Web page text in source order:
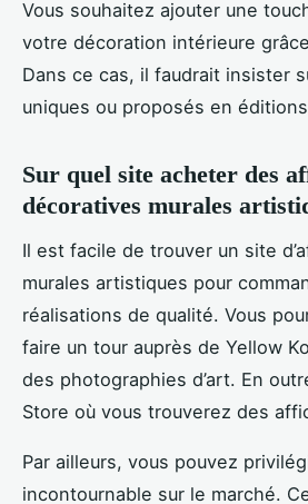
Vous souhaitez ajouter une
votre décoration intérieure
Dans ce cas, il faudrait insister
uniques ou proposés en
Sur quel site acheter des
décoratives murales
Il est facile de trouver un site
murales artistiques pour
réalisations de qualité. Vous
faire un tour auprès de Yellow
des photographies d’art. En
Store où vous trouverez des
Par ailleurs, vous pouvez
incontournable sur le marché.